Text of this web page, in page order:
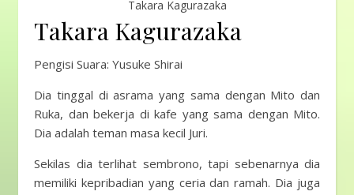
Takara Kagurazaka
Takara Kagurazaka
Pengisi Suara: Yusuke Shirai
Dia tinggal di asrama yang sama dengan Mito dan
Ruka, dan bekerja di kafe yang sama dengan Mito.
Dia adalah teman masa kecil Juri.
Sekilas dia terlihat sembrono, tapi sebenarnya dia
memiliki kepribadian yang ceria dan ramah. Dia juga